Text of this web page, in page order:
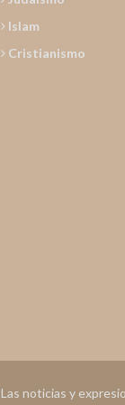
Islam
Cristianismo
Las noticias y